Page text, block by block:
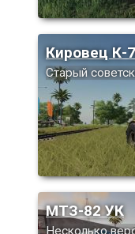
Кировец К-
Старый
МТЗ-82 УК
Несколько